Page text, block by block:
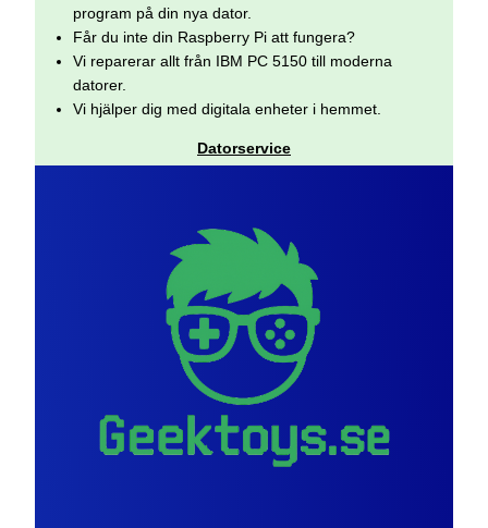
program på din nya dator.
Får du inte din Raspberry Pi att fungera?
Vi reparerar allt från IBM PC 5150 till moderna
datorer.
Vi hjälper dig med digitala enheter i hemmet.
Datorservice